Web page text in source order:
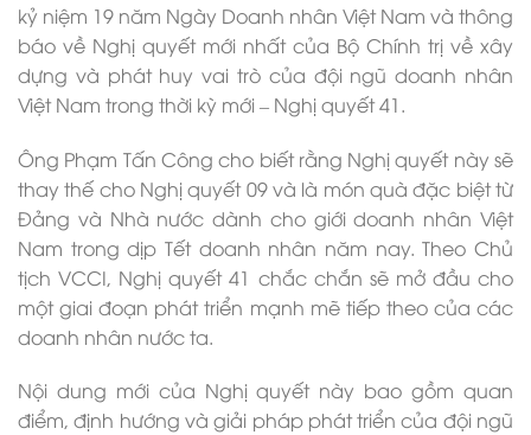
kỷ niệm 19 năm Ngày Doanh nhân Việt Nam và thông
báo về Nghị quyết mới nhất của Bộ Chính trị về xây
dựng và phát huy vai trò của đội ngũ doanh nhân
Việt Nam trong thời kỳ mới – Nghị quyết 41.
Ông Phạm Tấn Công cho biết rằng Nghị quyết này sẽ
thay thế cho Nghị quyết 09 và là món quà đặc biệt từ
Đảng và Nhà nước dành cho giới doanh nhân Việt
Nam trong dịp Tết doanh nhân năm nay. Theo Chủ
tịch VCCI, Nghị quyết 41 chắc chắn sẽ mở đầu cho
một giai đoạn phát triển mạnh mẽ tiếp theo của các
doanh nhân nước ta.
Nội dung mới của Nghị quyết này bao gồm quan
điểm, định hướng và giải pháp phát triển của đội ngũ